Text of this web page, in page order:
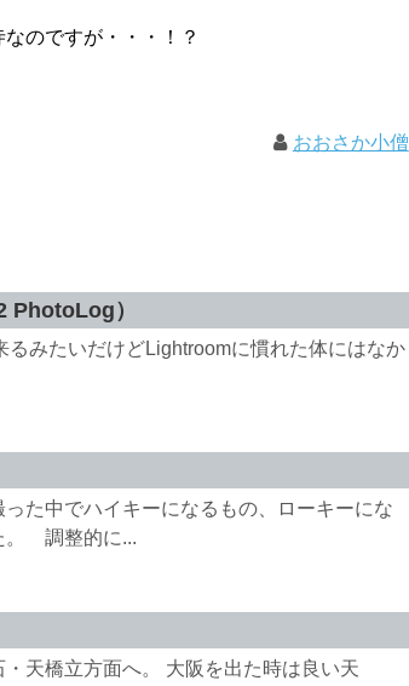
のですが・・・！？
おおさか小僧
PhotoLog）
みたいだけどLightroomに慣れた体にはなか
た中でハイキーになるもの、ローキーにな
。 調整的に...
天橋立方面へ。 大阪を出た時は良い天